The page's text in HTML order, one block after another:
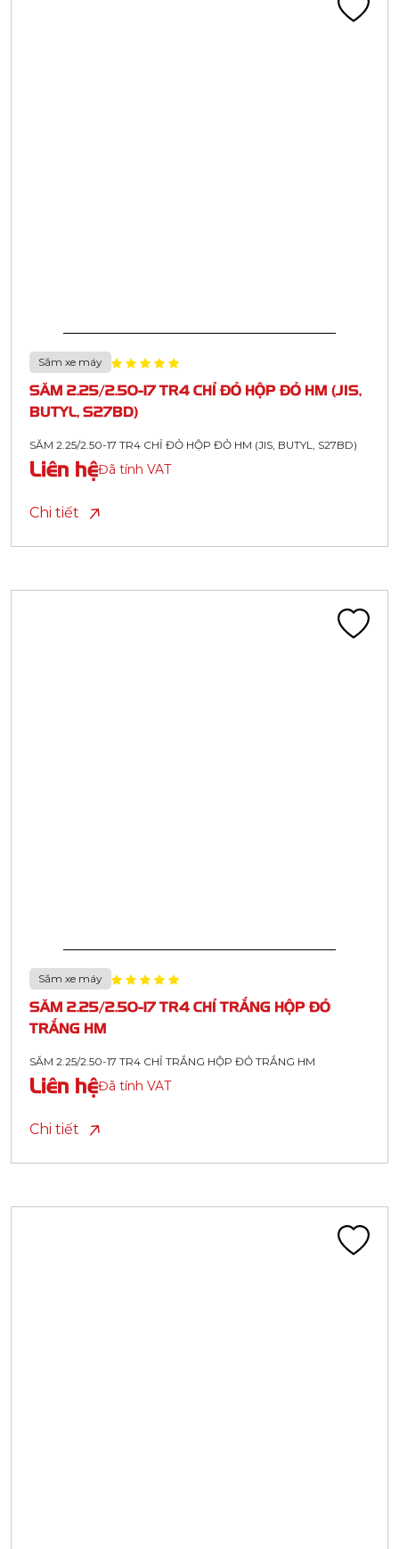
Săm xe máy
SĂM 2.25/2.50-17 TR4 CHỈ ĐỎ HỘP ĐỎ HM (JIS,
BUTYL, S27BD)
SĂM 2.25/2.50-17 TR4 CHỈ ĐỎ HỘP ĐỎ HM (JIS, BUTYL, S27BD)
Liên hệĐã tính VAT
Chi tiết
Săm xe máy
SĂM 2.25/2.50-17 TR4 CHỈ TRẮNG HỘP ĐỎ
TRẮNG HM
SĂM 2.25/2.50-17 TR4 CHỈ TRẮNG HỘP ĐỎ TRẮNG HM
Liên hệĐã tính VAT
Chi tiết